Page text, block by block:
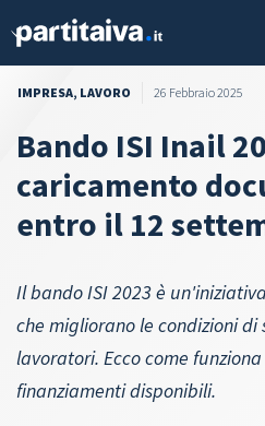
IMPRESA, LAVORO 26 Febbraio 2025
Bando ISI Inail
caricamento
entro il 12
Il bando ISI 2023 è
che migliorano le condizioni
lavoratori. Ecco come
finanziamenti disponibili.